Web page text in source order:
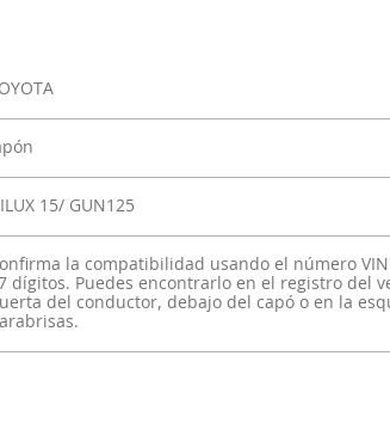
15/ GUN125
la compatibilidad usando el número
dígitos. Puedes encontrarlo en el registro del
del conductor, debajo del capó o en la